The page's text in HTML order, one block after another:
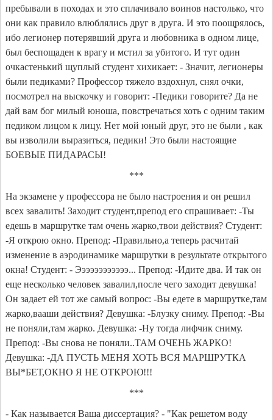
пребывали в походах и это сплачивало воинов настолько, что
они как правило влюблялись друг в друга. И это поощрялось,
ибо легионер потерявший друга и любовника в одном лице,
был беспощаден к врагу и мстил за убитого. И тут один
очкастенький щуплый студент хихикает: - Значит, легионеры
были педиками? Профессор тяжело вздохнул, снял очки,
посмотрел на выскочку и говорит: -Педики говорите? Да не
дай вам бог милый юноша, повстречаться хоть с одним таким
педиком лицом к лицу. Нет мой юный друг, это не были , как
вы изволили выразиться, педики! Это были настоящие
БОЕВЫЕ ПИДАРАСЫ!
***
На экзамене у профессора не было настроения и он решил
всех завалить! Заходит студент,препод его спрашивает: -Ты
едешь в маршрутке там очень жарко,твои действия? Студент:
-Я открою окно. Препод: -Правильно,а теперь расчитай
изменение в аэродинамике маршрутки в результате открытого
окна! Студент: - Ээээээээээээ... Препод: -Идите два. И так он
еще несколько человек завалил,после чего заходит девушка!
Он задает ей тот же самый вопрос: -Вы едете в маршрутке,там
жарко,вааши действия? Девушка: -Блузку сниму. Препод: -Вы
не поняли,там жарко. Девушка: -Ну тогда лифчик сниму.
Препод: -Вы снова не поняли..ТАМ ОЧЕНЬ ЖАРКО!
Девушка: -ДА ПУСТЬ МЕНЯ ХОТЬ ВСЯ МАРШРУТКА
ВЫ*БЕТ,ОКНО Я НЕ ОТКРОЮ!!!
***
- Как называется Ваша диссертация? - "Как решетом воду